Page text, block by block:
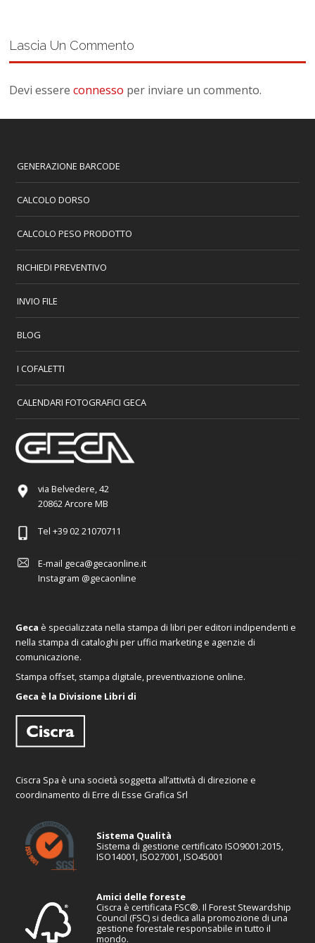
Lascia Un Commento
Devi essereconnesso per inviare un commento.
GENERAZIONE BARCODE
CALCOLO DORSO
CALCOLO PESO PRODOTTO
RICHIEDI PREVENTIVO
INVIO FILE
BLOG
I COFALETTI
CALENDARI FOTOGRAFICI GECA
via Belvedere, 42
20862 Arcore MB
Tel +39 02 21070711
E-mail geca@gecaonline.it
Instagram @gecaonline
Geca è specializzata nella stampa di libri per editori indipendenti e
nella stampa di cataloghi per uffici marketing e agenzie di
comunicazione.
Stampa offset, stampa digitale, preventivazione online.
Geca è la Divisione Libri di
Ciscra Spa è una società soggetta all’attività di direzione e
coordinamento di Erre di Esse Grafica Srl
Sistema Qualità
Sistema di gestione certificato ISO9001:2015,
ISO14001, ISO27001, ISO45001
Amici delle foreste
Ciscra è certificata FSC®. Il Forest Stewardship
Council (FSC) si dedica alla promozione di una
gestione forestale responsabile in tutto il
mondo.